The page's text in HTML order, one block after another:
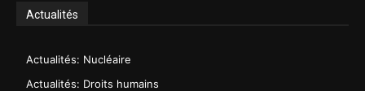
Actualités
Actualités: Nucléaire
Actualités: Droits humains